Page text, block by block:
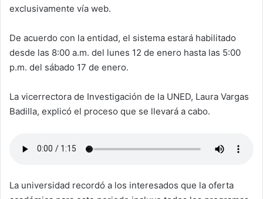
exclusivamente vía web.
De acuerdo con la entidad, el sistema estará habilitado
desde las 8:00 a.m. del lunes 12 de enero hasta las 5:00
p.m. del sábado 17 de enero.
La vicerrectora de Investigación de la UNED, Laura Vargas
Badilla, explicó el proceso que se llevará a cabo.
La universidad recordó a los interesados que la oferta